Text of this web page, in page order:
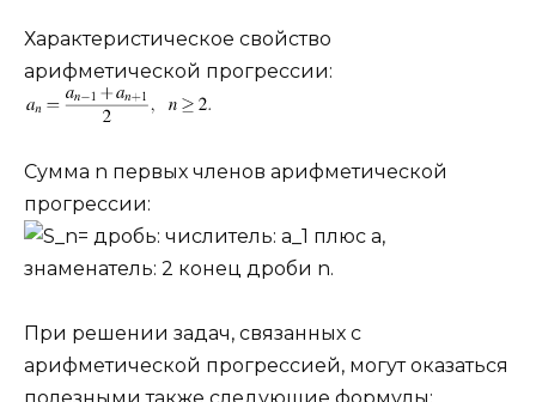
Характеристическое свойство
арифметической прогрессии:
Сумма n первых членов арифметической
прогрессии:
При решении задач, связанных с
арифметической прогрессией, могут оказаться